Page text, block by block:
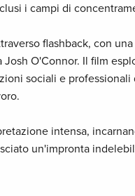
i campi di
flashback, con
O'Connor. Il film
sociali e
intensa,
un'impronta